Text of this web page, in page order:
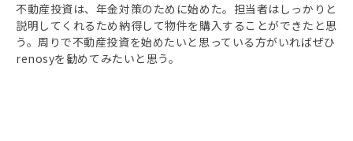
不動産投資は、年金対策のために始めた。担当者はしっかりと
説明してくれるため納得して物件を購入することができたと思
う。周りで不動産投資を始めたいと思っている方がいればぜひ
renosyを勧めてみたいと思う。